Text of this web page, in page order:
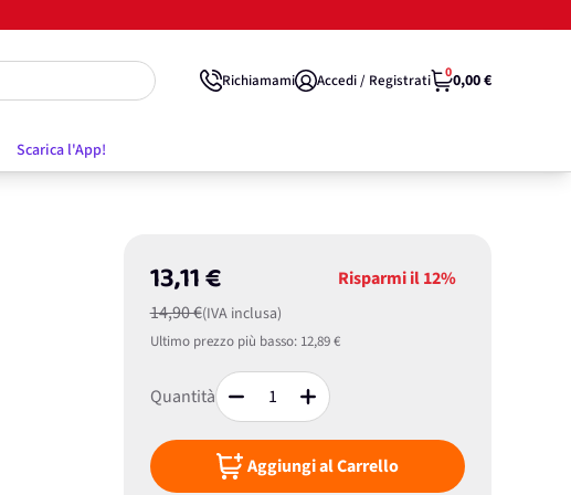
Scarica l'App!
Richiamami Accedi / Registrati 00,00 €
13,11 €
14,90 €(IVA inclusa)
Risparmi il12%
Ultimo prezzo più basso: 12,89 €
Quantità
Aggiungi al Carrello